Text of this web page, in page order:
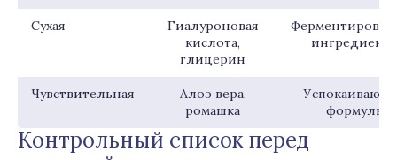
Сухая
Гиалуроновая
кислота,
глицерин
Чувствительная
Алоэ вера,
ромашка
формулы
Контрольный список перед